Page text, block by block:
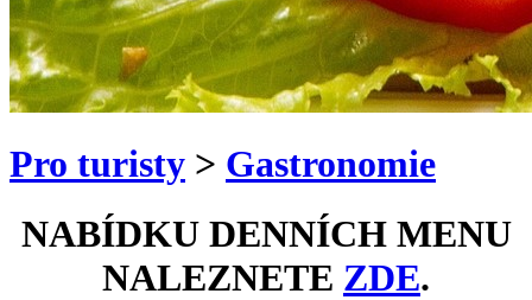
Pro turisty > Gastronomie
NABÍDKU DENNÍCH MENU
NALEZNETE ZDE.